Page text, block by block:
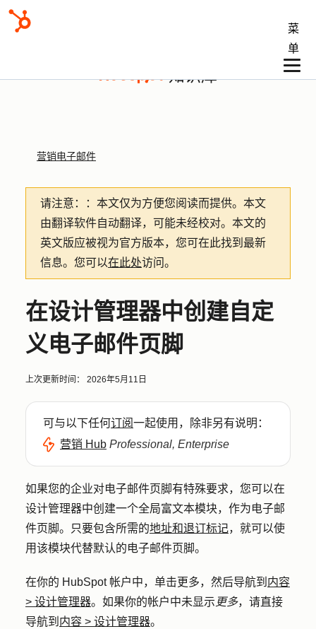
菜
单
知识库
营销电子邮件
请注意： ：本文仅为方便您阅读而提供。 本文
由翻译软件自动翻译，可能未经校对。本文的
英文版应被视为官方版本，您可在此找到最新
信息。您可以在此处访问。
在设计管理器中创建自定
义电子邮件页脚
上次更新时间： 2026年5月11日
可与以下任何订阅一起使用，除非另有说明：
营销 Hub Professional, Enterprise
如果您的企业对电子邮件页脚有特殊要求，您可以在
设计管理器中创建一个全局富文本模块，作为电子邮
件页脚。只要包含所需的地址和退订标记，就可以使
用该模块代替默认的电子邮件页脚。
在你的 HubSpot 帐户中，单击更多，然后导航到 内容
> 设计管理器。如果你的帐户中未显示 更多，请直接
导航到 内容 > 设计管理器。